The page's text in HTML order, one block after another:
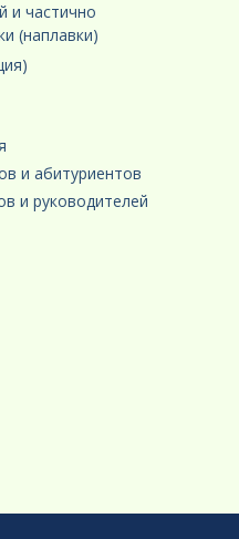
и частично
(наплавки)
и абитуриентов
и руководителей